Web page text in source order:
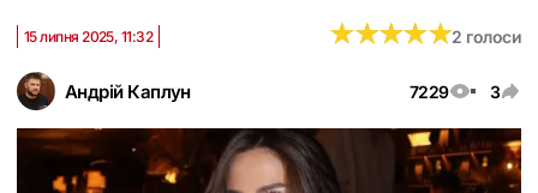
Андрій Каплун 7229 3
15 липня 2025, 11:32 ★★★★★
★★★★★2 голоси